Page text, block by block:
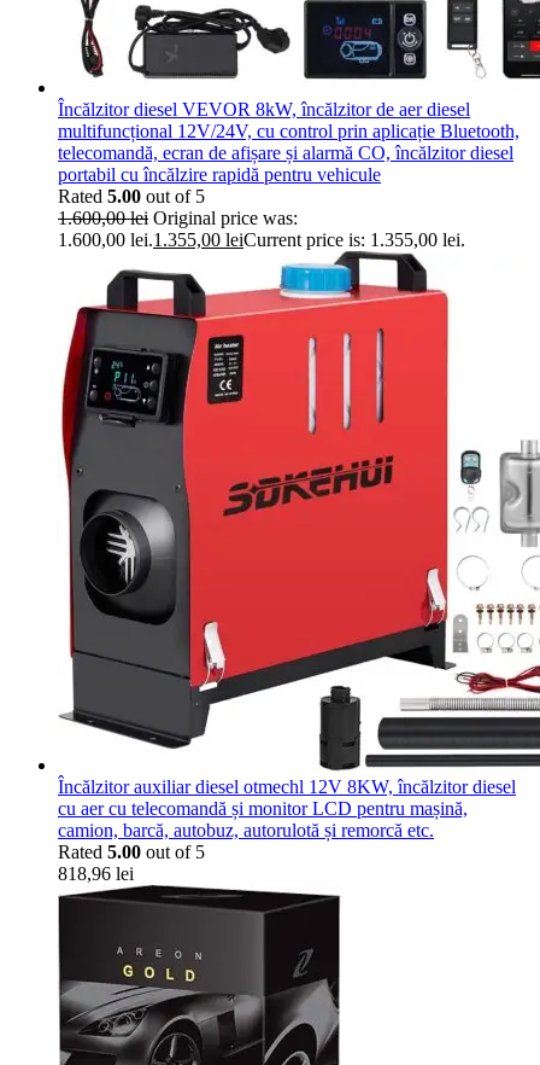
Încălzitor diesel VEVOR 8kW, încălzitor de aer diesel
multifuncțional 12V/24V, cu control prin aplicație Bluetooth,
telecomandă, ecran de afișare și alarmă CO, încălzitor diesel
portabil cu încălzire rapidă pentru vehicule
Rated 5.00 out of 5
1.600,00lei Original price was:
1.600,00 lei.1.355,00 leiCurrent price is: 1.355,00 lei.
Încălzitor auxiliar diesel otmechl 12V 8KW, încălzitor diesel
cu aer cu telecomandă și monitor LCD pentru mașină,
camion, barcă, autobuz, autorulotă și remorcă etc.
Rated 5.00 out of 5
818,96 lei